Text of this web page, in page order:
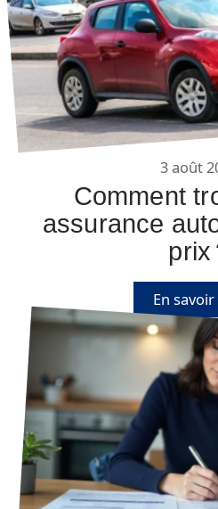
3 août
Comment
assurance
prix
En